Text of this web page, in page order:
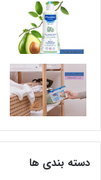
دسته بندی ها